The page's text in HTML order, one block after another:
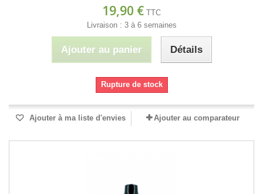
19,90 € TTC
Livraison : 3 à 6 semaines
Ajouter au panier Détails
Rupture de stock
Ajouter à ma liste d'envies Ajouter au comparateur